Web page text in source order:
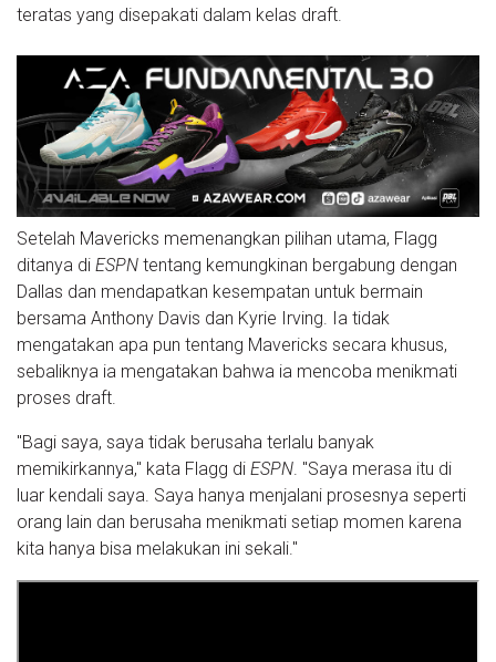
teratas yang disepakati dalam kelas draft.
Setelah Mavericks memenangkan pilihan utama, Flagg
ditanya di ESPN tentang kemungkinan bergabung dengan
Dallas dan mendapatkan kesempatan untuk bermain
bersama Anthony Davis dan Kyrie Irving. Ia tidak
mengatakan apa pun tentang Mavericks secara khusus,
sebaliknya ia mengatakan bahwa ia mencoba menikmati
proses draft.
"Bagi saya, saya tidak berusaha terlalu banyak
memikirkannya," kata Flagg di ESPN . "Saya merasa itu di
luar kendali saya. Saya hanya menjalani prosesnya seperti
orang lain dan berusaha menikmati setiap momen karena
kita hanya bisa melakukan ini sekali."